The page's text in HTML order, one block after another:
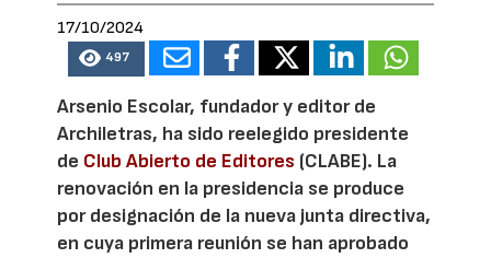
17/10/2024
497
Arsenio Escolar, fundador y editor de
Archiletras, ha sido reelegido presidente
de Club Abierto de Editores (CLABE). La
renovación en la presidencia se produce
por designación de la nueva junta directiva,
en cuya primera reunión se han aprobado